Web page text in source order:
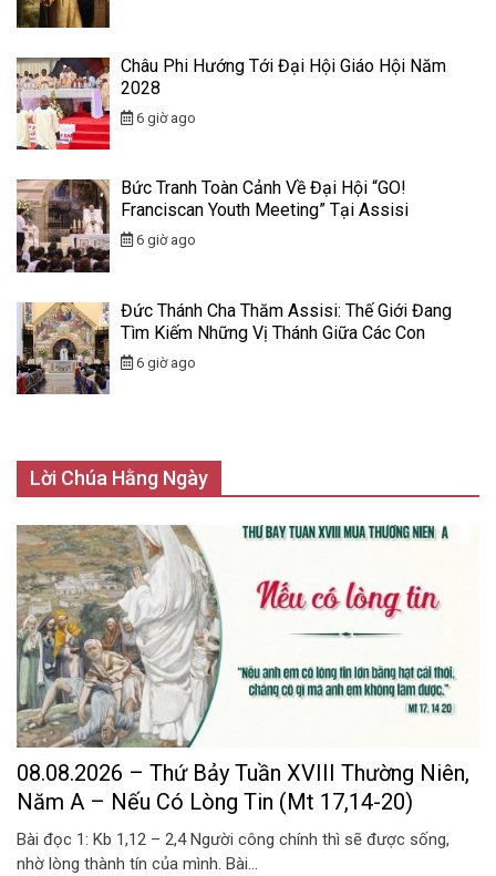
Châu Phi Hướng Tới Đại Hội Giáo Hội Năm
2028
6 giờ ago
Bức Tranh Toàn Cảnh Về Đại Hội “GO!
Franciscan Youth Meeting” Tại Assisi
6 giờ ago
Đức Thánh Cha Thăm Assisi: Thế Giới Đang
Tìm Kiếm Những Vị Thánh Giữa Các Con
6 giờ ago
Lời Chúa Hằng Ngày
08.08.2026 – Thứ Bảy Tuần XVIII Thường Niên,
Năm A – Nếu Có Lòng Tin (Mt 17,14-20)
Bài đọc 1: Kb 1,12 – 2,4 Người công chính thì sẽ được sống,
nhờ lòng thành tín của mình. Bài...